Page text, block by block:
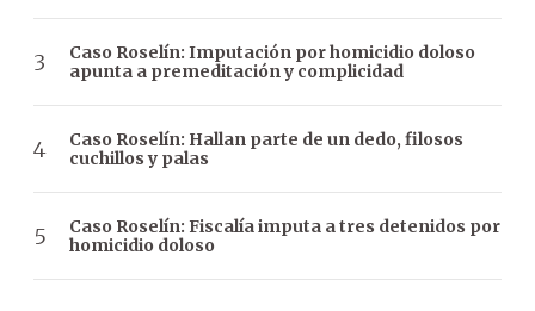
Caso Roselín: Imputación por homicidio doloso
apunta a premeditación y complicidad
Caso Roselín: Hallan parte de un dedo, filosos
cuchillos y palas
Caso Roselín: Fiscalía imputa a tres detenidos por
homicidio doloso